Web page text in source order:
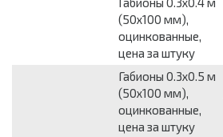
(50х100 мм),
оцинкованные,
цена за штуку
Габионы 0.3х0.5 м
(50х100 мм),
оцинкованные,
цена за штуку